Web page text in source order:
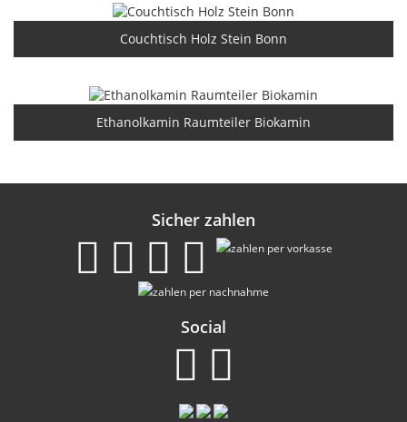
Couchtisch Holz Stein Bonn
Ethanolkamin Raumteiler Biokamin
Sicher zahlen
Social